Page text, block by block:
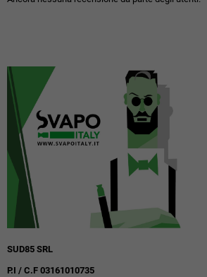
SUD85 SRL
P.I / C.F 03161010735